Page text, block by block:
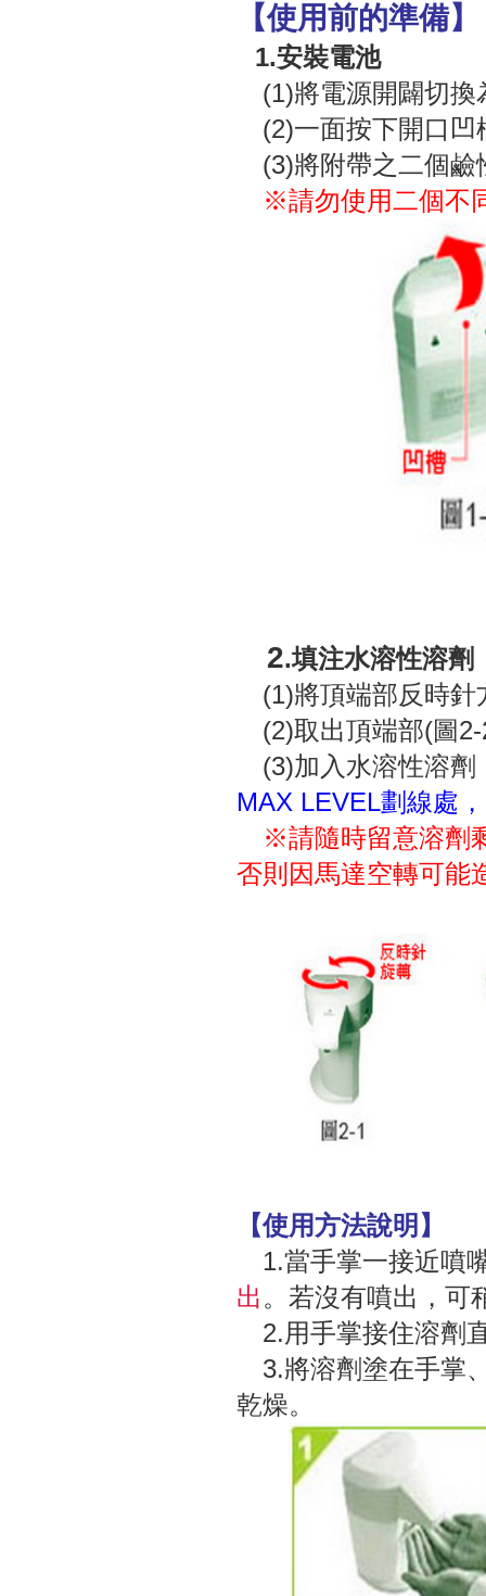
【使用前的準備】
1.安裝電池
(1)將電源開闢切換
(2)一面按下開口凹
(3)將附帶之二個鹼
※請勿使用二個不
2.填注水溶性溶劑
(1)將頂端部反時針
(2)取出頂端部(圖2-
(3)加入水溶性溶劑
MAX LEVEL劃線處
※請隨時留意溶劑
否則因馬達空轉可能
【使用方法說明】
1.當手掌一接近噴
出。若沒有噴出，可
2.用手掌接住溶劑
3.將溶劑塗在手掌
乾燥。